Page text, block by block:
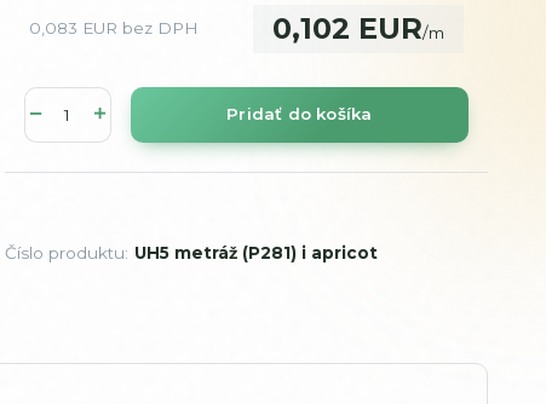
0,102 EUR/m
0,083 EUR bez DPH
Pridať do košíka
Číslo produktu: UH5 metráž (P281) i apricot